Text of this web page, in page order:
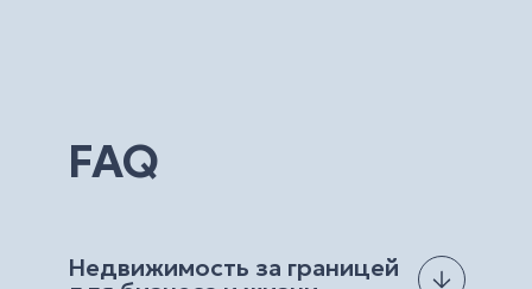
FAQ
Недвижимость за границей